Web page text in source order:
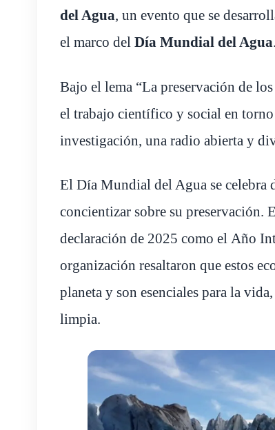
del Agua, un evento que se
el marco del Día Mundial del Agua.
Bajo el lema “La preservación de
el trabajo científico y social en torno
investigación, una radio abierta y
El Día Mundial del Agua se celebra
concientizar sobre su preservación.
declaración de 2025 como el Año
organización resaltaron que estos
planeta y son esenciales para la
limpia.